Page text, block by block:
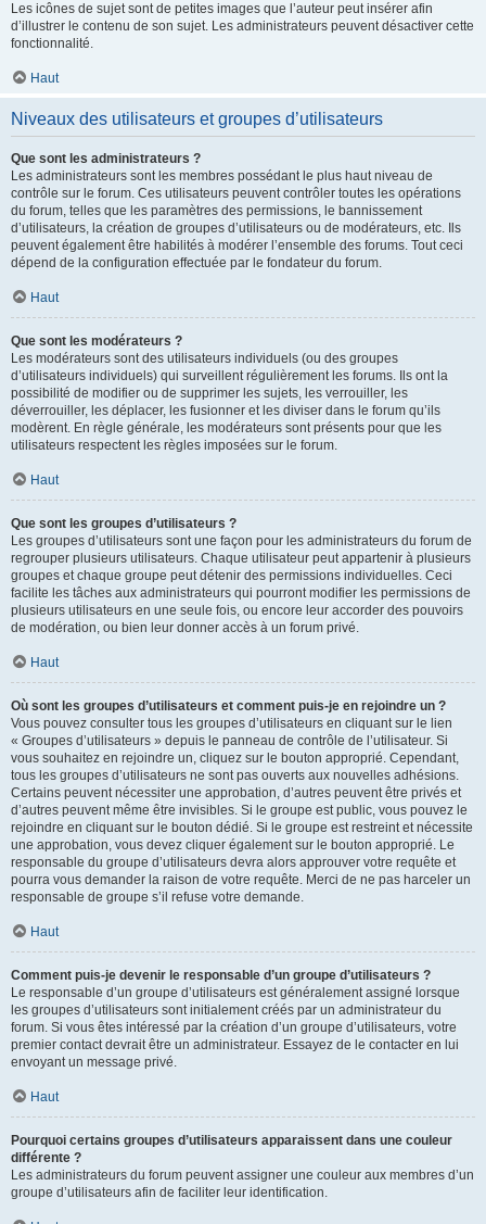
Les icônes de sujet sont de petites images que l’auteur peut insérer afin
d’illustrer le contenu de son sujet. Les administrateurs peuvent désactiver cette
fonctionnalité.
Haut
Niveaux des utilisateurs et groupes d’utilisateurs
Que sont les administrateurs ?
Les administrateurs sont les membres possédant le plus haut niveau de
contrôle sur le forum. Ces utilisateurs peuvent contrôler toutes les opérations
du forum, telles que les paramètres des permissions, le bannissement
d’utilisateurs, la création de groupes d’utilisateurs ou de modérateurs, etc. Ils
peuvent également être habilités à modérer l’ensemble des forums. Tout ceci
dépend de la configuration effectuée par le fondateur du forum.
Haut
Que sont les modérateurs ?
Les modérateurs sont des utilisateurs individuels (ou des groupes
d’utilisateurs individuels) qui surveillent régulièrement les forums. Ils ont la
possibilité de modifier ou de supprimer les sujets, les verrouiller, les
déverrouiller, les déplacer, les fusionner et les diviser dans le forum qu’ils
modèrent. En règle générale, les modérateurs sont présents pour que les
utilisateurs respectent les règles imposées sur le forum.
Haut
Que sont les groupes d’utilisateurs ?
Les groupes d’utilisateurs sont une façon pour les administrateurs du forum de
regrouper plusieurs utilisateurs. Chaque utilisateur peut appartenir à plusieurs
groupes et chaque groupe peut détenir des permissions individuelles. Ceci
facilite les tâches aux administrateurs qui pourront modifier les permissions de
plusieurs utilisateurs en une seule fois, ou encore leur accorder des pouvoirs
de modération, ou bien leur donner accès à un forum privé.
Haut
Où sont les groupes d’utilisateurs et comment puis-je en rejoindre un ?
Vous pouvez consulter tous les groupes d’utilisateurs en cliquant sur le lien
« Groupes d’utilisateurs » depuis le panneau de contrôle de l’utilisateur. Si
vous souhaitez en rejoindre un, cliquez sur le bouton approprié. Cependant,
tous les groupes d’utilisateurs ne sont pas ouverts aux nouvelles adhésions.
Certains peuvent nécessiter une approbation, d’autres peuvent être privés et
d’autres peuvent même être invisibles. Si le groupe est public, vous pouvez le
rejoindre en cliquant sur le bouton dédié. Si le groupe est restreint et nécessite
une approbation, vous devez cliquer également sur le bouton approprié. Le
responsable du groupe d’utilisateurs devra alors approuver votre requête et
pourra vous demander la raison de votre requête. Merci de ne pas harceler un
responsable de groupe s’il refuse votre demande.
Haut
Comment puis-je devenir le responsable d’un groupe d’utilisateurs ?
Le responsable d’un groupe d’utilisateurs est généralement assigné lorsque
les groupes d’utilisateurs sont initialement créés par un administrateur du
forum. Si vous êtes intéressé par la création d’un groupe d’utilisateurs, votre
premier contact devrait être un administrateur. Essayez de le contacter en lui
envoyant un message privé.
Haut
Pourquoi certains groupes d’utilisateurs apparaissent dans une couleur
différente ?
Les administrateurs du forum peuvent assigner une couleur aux membres d’un
groupe d’utilisateurs afin de faciliter leur identification.